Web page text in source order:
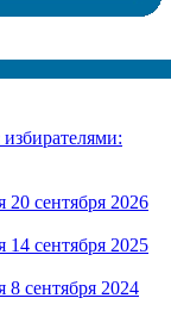
сентября 2026
сентября 2025
сентября 2024